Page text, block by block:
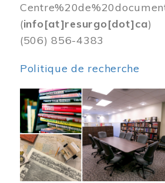
(info[at]resurgo[dot]ca)
(506) 856-4383
Politique de recherche
Image